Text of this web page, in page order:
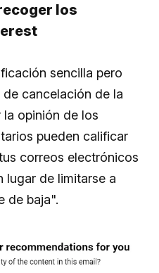
los
sencilla pero
cancelación de la
opinión de los
pueden calificar
correos electrónicos
lugar de limitarse a
de baja".